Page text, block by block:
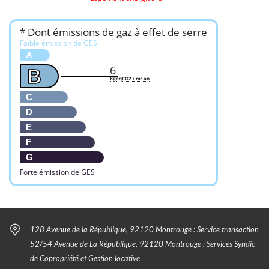
* Dont émissions de gaz à effet de serre
Faible émission de GES
A
B
C
D
E
F
G
Forte émission de GES
6
KgéqCO2 / m².an
128 Avenue de la République, 92120 Montrouge : Service transaction
52/54 Avenue de La République, 92120 Montrouge : Services Syndic
de Copropriété et Gestion locative